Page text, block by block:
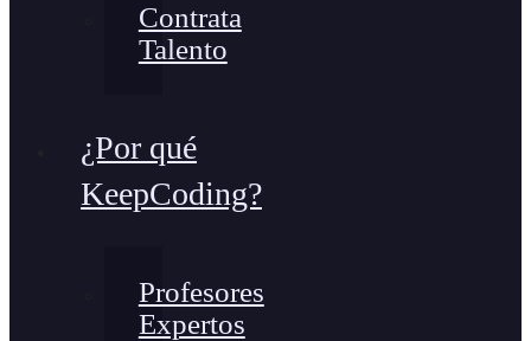
Contrata
Talento
¿Por qué
KeepCoding?
Profesores
Expertos